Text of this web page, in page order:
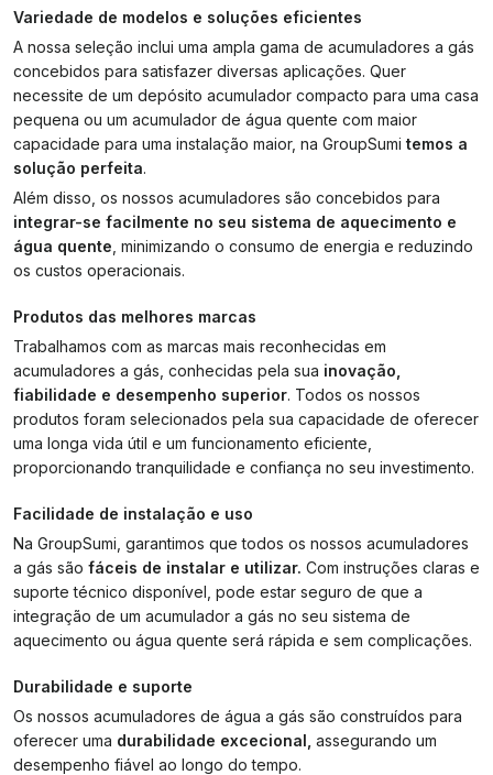
Variedade de modelos e soluções eficientes
A nossa seleção inclui uma ampla gama de acumuladores a gás
concebidos para satisfazer diversas aplicações. Quer
necessite de um depósito acumulador compacto para uma casa
pequena ou um acumulador de água quente com maior
capacidade para uma instalação maior, na GroupSumi temos a
solução perfeita.
Além disso, os nossos acumuladores são concebidos para
integrar-se facilmente no seu sistema de aquecimento e
água quente , minimizando o consumo de energia e reduzindo
os custos operacionais.
Produtos das melhores marcas
Trabalhamos com as marcas mais reconhecidas em
acumuladores a gás, conhecidas pela sua inovação,
fiabilidade e desempenho superior. Todos os nossos
produtos foram selecionados pela sua capacidade de oferecer
uma longa vida útil e um funcionamento eficiente,
proporcionando tranquilidade e confiança no seu investimento.
Facilidade de instalação e uso
Na GroupSumi, garantimos que todos os nossos acumuladores
a gás são fáceis de instalar e utilizar. Com instruções claras e
suporte técnico disponível, pode estar seguro de que a
integração de um acumulador a gás no seu sistema de
aquecimento ou água quente será rápida e sem complicações.
Durabilidade e suporte
Os nossos acumuladores de água a gás são construídos para
oferecer uma durabilidade excecional, assegurando um
desempenho fiável ao longo do tempo.